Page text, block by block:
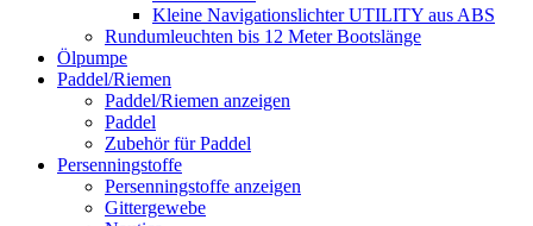
Kleine Navigationslichter UTILITY aus ABS
Rundumleuchten bis 12 Meter Bootslänge
Ölpumpe
Paddel/Riemen
Paddel/Riemen anzeigen
Paddel
Zubehör für Paddel
Persenningstoffe
Persenningstoffe anzeigen
Gittergewebe